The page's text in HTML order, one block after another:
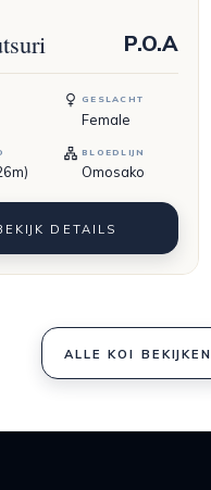
P.O.A
GESLACHT
Female
BLOEDLIJN
Omosako
DETAILS
ALLE KOI BEKIJKEN